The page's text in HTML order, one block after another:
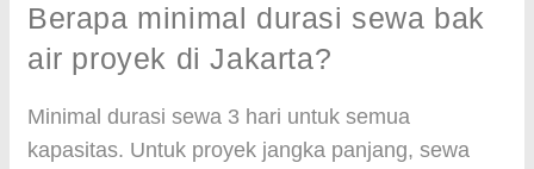
Berapa minimal durasi sewa bak
air proyek di Jakarta?
Minimal durasi sewa 3 hari untuk semua
kapasitas. Untuk proyek jangka panjang, sewa